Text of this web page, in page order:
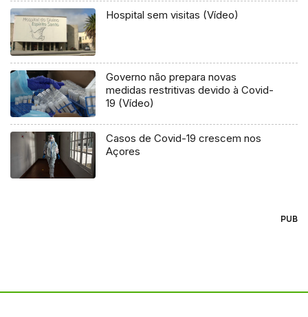
Hospital sem visitas (Vídeo)
Governo não prepara novas
medidas restritivas devido à Covid-
19 (Vídeo)
Casos de Covid-19 crescem nos
Açores
PUB